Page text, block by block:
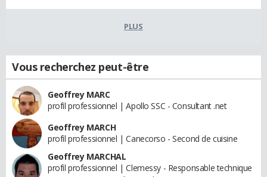
PLUS
Vous recherchez peut-être
Geoffrey MARC
profil professionnel | Apollo SSC - Consultant .net
Geoffrey MARCH
profil professionnel | Canecorso - Second de cuisine
Geoffrey MARCHAL
profil professionnel | Clemessy - Responsable technique